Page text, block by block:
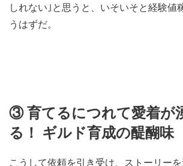
しれない｣と思うと、いそいそと経験値
うはずだ。
③ 育てるにつれて愛着が
る！ ギルド育成の醍醐味
こうして依頼を引き受け、ストーリー